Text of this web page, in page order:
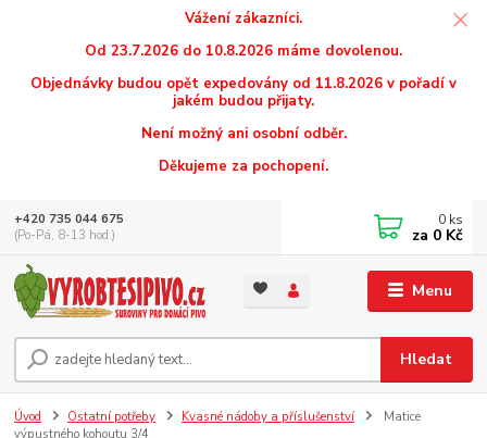
Vážení zákazníci.
Od 23.7.2026 do 10.8.2026 máme dovolenou.
Objednávky budou opět expedovány od 11.8.2026 v pořadí v
jakém budou přijaty.
Není možný ani osobní odběr.
Děkujeme za pochopení.
Menu
Hledat
+420 735 044 675
(Po-Pá, 8-13 hod.)
0 ks
za 0 Kč
Úvod Ostatní potřeby Kvasné nádoby a příslušenství
Matice
výpustného kohoutu 3/4